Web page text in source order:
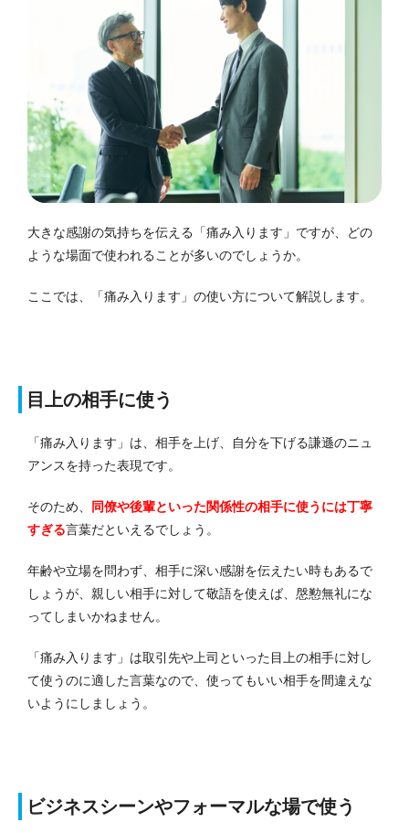
大きな感謝の気持ちを伝える「痛み入ります」ですが、どの
ような場面で使われることが多いのでしょうか。
ここでは、「痛み入ります」の使い方について解説します。
目上の相手に使う
「痛み入ります」は、相手を上げ、自分を下げる謙遜のニュ
アンスを持った表現です。
そのため、
同僚や後輩といった関係性の相手に使うには丁寧
すぎる言葉だといえるでしょう。
年齢や立場を問わず、相手に深い感謝を伝えたい時もあるで
しょうが、親しい相手に対して敬語を使えば、慇懃無礼にな
ってしまいかねません。
「痛み入ります」は取引先や上司といった目上の相手に対し
て使うのに適した言葉なので、使ってもいい相手を間違えな
いようにしましょう。
ビジネスシーンやフォーマルな場で使う